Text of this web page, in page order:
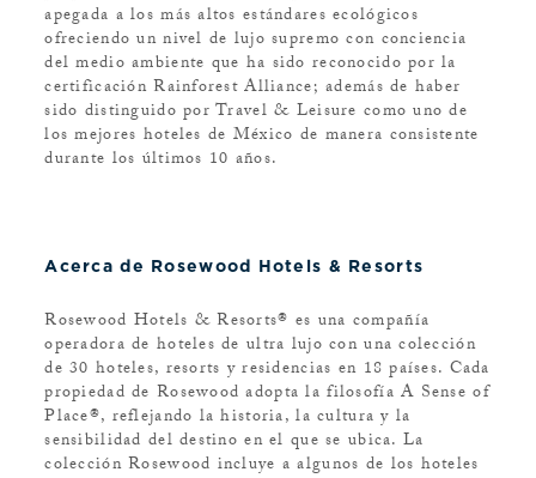
apegada a los más altos estándares ecológicos
ofreciendo un nivel de lujo supremo con conciencia
del medio ambiente que ha sido reconocido por la
certificación Rainforest Alliance; además de haber
sido distinguido por Travel & Leisure como uno de
los mejores hoteles de México de manera consistente
durante los últimos 10 años.
Acerca de Rosewood Hotels & Resorts
Rosewood Hotels & Resorts® es una compañía
operadora de hoteles de ultra lujo con una colección
de 30 hoteles, resorts y residencias en 18 países. Cada
propiedad de Rosewood adopta la filosofía A Sense of
Place®, reflejando la historia, la cultura y la
sensibilidad del destino en el que se ubica. La
colección Rosewood incluye a algunos de los hoteles